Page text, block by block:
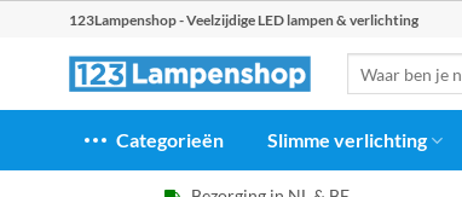
123Lampenshop - Veelzijdige LED lampen & verlichting
naar:
Categorieën Slimme verlichting